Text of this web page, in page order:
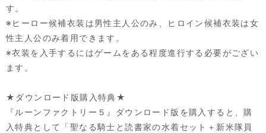
す。
※ヒーロー候補衣装は男性主人公のみ、ヒロイン候補衣装は女
性主人公のみ着用できます。
※衣装を入手するにはゲームをある程度進行する必要がござい
ます。
★ダウンロード版購入特典★
『ルーンファクトリー５』ダウンロード版を購入すると、購
入特典として「聖なる騎士と読書家の水着セット＋新米隊員